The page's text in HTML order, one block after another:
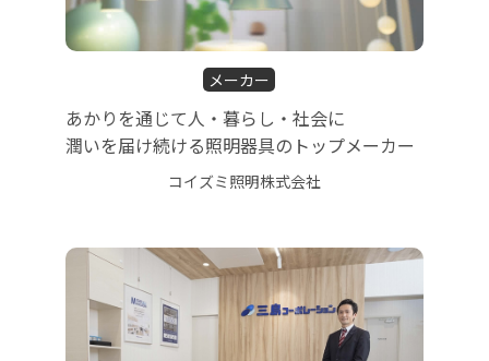
メーカー
あかりを通じて人・暮らし・社会に
潤いを届け続ける照明器具のトップメーカー
コイズミ照明株式会社